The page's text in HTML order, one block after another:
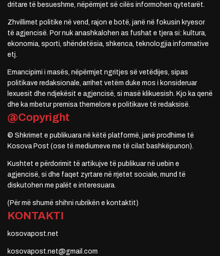
dritare të besueshme, nëpërmjet së cilës informohen qytetarët.
Zhvillimet politike në vend, rajon e botë, janë në fokusin kryesor
të agjencisë. Por nuk anashkalohen as fushat e tjera si: kultura,
ekonomia, sporti, shëndetësia, shkenca, teknologjia informative
etj.
Emancipimi i masës, nëpërmjet ngritjes së vetëdijes, sipas
politikave redaksionale, arrihet vetëm duke mos i konsideruar
lexuesit dhe ndjekësit e agjencisë, si masë klikuesish. Kjo ka qenë
dhe ka mbetur premisa themelore e politikave të redaksisë.
@Copyright
© Shkrimet e publikuara në këtë platformë, janë prodhime të
Kosova Post (ose të mediumeve me të cilat bashkëpunon).
Kushtet e përdorimit të artikujve të publikuar në uebin e
agjencisë, si dhe faqet zyrtare në rrjetet sociale, mund të
diskutohen me palët e interesuara.
(Për më shumë shihni rubrikën e kontaktit)
KONTAKTI
kosovapost.net
kosovapost.net@gmail.com